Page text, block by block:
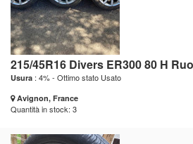
215/45R16 Divers ER300 80 H
Usura : 4% - Ottimo stato Usato
Avignon, France
Quantità in stock: 3